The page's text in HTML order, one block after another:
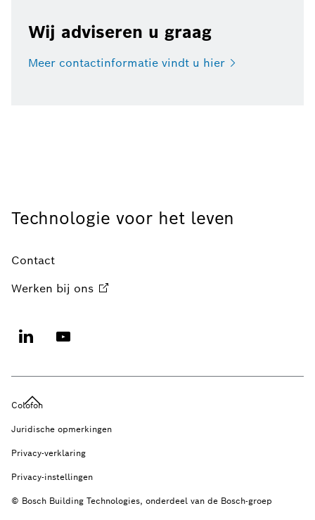
Wij adviseren u graag
Meer contactinformatie vindt u hier
Technologie voor het leven
Contact
Werken bij ons
Colofon
Juridische opmerkingen
Privacy-verklaring
Privacy-instellingen
© Bosch Building Technologies, onderdeel van de Bosch-groep